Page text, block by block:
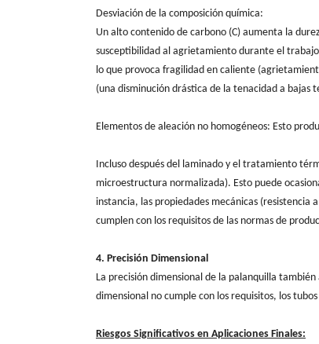
Desviación de la composición química:
Un alto contenido de carbono (C) aumenta la
susceptibilidad al agrietamiento durante el
lo que provoca fragilidad en caliente
(una disminución drástica de la tenacidad a bajas
Elementos de aleación no homogéneos: Esto
Incluso después del laminado y el tratamiento
microestructura normalizada). Esto puede
instancia, las propiedades mecánicas
cumplen con los requisitos de las normas de
4. Precisión Dimensional
La precisión dimensional de la palanquilla
dimensional no cumple con los requisitos, los
Riesgos Significativos en Aplicaciones Finales: